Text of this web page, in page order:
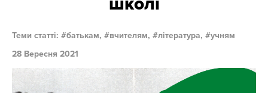
Теми статті: батькам, вчителям, література,
учням
28 Вересня 2021